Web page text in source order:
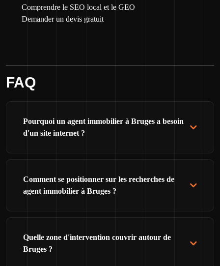
Comprendre le SEO local et le GEO
Demander un devis gratuit
FAQ
Pourquoi un agent immobilier à Bruges a besoin
d'un site internet ?
Comment se positionner sur les recherches de
agent immobilier à Bruges ?
Quelle zone d'intervention couvrir autour de
Bruges ?